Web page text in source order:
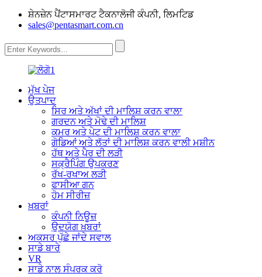
ਸ਼ੇਨਜ਼ੇਨ ਪੈਂਟਾਸਮਾਰਟ ਟੈਕਨਾਲੋਜੀ ਕੰਪਨੀ, ਲਿਮਟਿਡ
sales@pentasmart.com.cn
ਮੁੱਖ ਪੇਜ
ਉਤਪਾਦ
ਸਿਰ ਅਤੇ ਅੱਖਾਂ ਦੀ ਮਾਲਿਸ਼ ਕਰਨ ਵਾਲਾ
ਗਰਦਨ ਅਤੇ ਮੋਢੇ ਦੀ ਮਾਲਿਸ਼
ਕਮਰ ਅਤੇ ਪੇਟ ਦੀ ਮਾਲਿਸ਼ ਕਰਨ ਵਾਲਾ
ਗੋਡਿਆਂ ਅਤੇ ਲੱਤਾਂ ਦੀ ਮਾਲਿਸ਼ ਕਰਨ ਵਾਲੀ ਮਸ਼ੀਨ
ਹੱਥ ਅਤੇ ਪੈਰ ਦੀ ਲੜੀ
ਸਕ੍ਰੈਪਿੰਗ ਉਪਕਰਣ
ਰੱਖ-ਰਖਾਅ ਲੜੀ
ਫਾਸੀਆ ਗਨ
ਹੋਮ ਸੀਰੀਜ਼
ਖ਼ਬਰਾਂ
ਕੰਪਨੀ ਨਿਊਜ਼
ਉਦਯੋਗ ਖ਼ਬਰਾਂ
ਅਕਸਰ ਪੁੱਛੇ ਜਾਂਦੇ ਸਵਾਲ
ਸਾਡੇ ਬਾਰੇ
VR
ਸਾਡੇ ਨਾਲ ਸੰਪਰਕ ਕਰੋ